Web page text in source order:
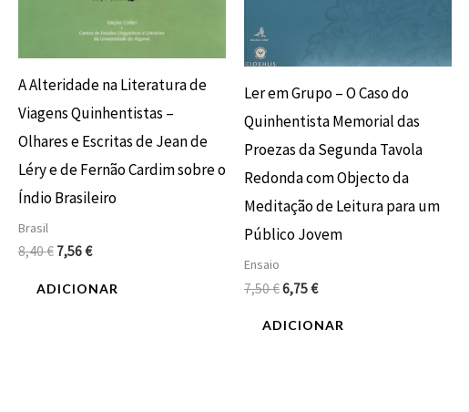
A Alteridade na Literatura de
Viagens Quinhentistas –
Olhares e Escritas de Jean de
Léry e de Fernão Cardim sobre o
Índio Brasileiro
Brasil
8,40€ 7,56€
ADICIONAR
Ler em Grupo – O Caso do
Quinhentista Memorial das
Proezas da Segunda Tavola
Redonda com Objecto da
Meditação de Leitura para um
Público Jovem
Ensaio
7,50€6,75€
ADICIONAR